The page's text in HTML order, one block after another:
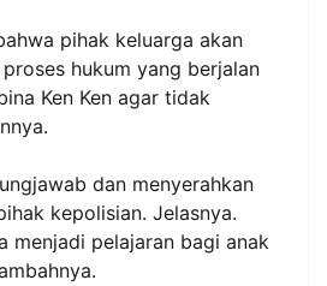
pihak keluarga akan
hukum yang berjalan
Ken Ken agar tidak
dan menyerahkan
kepolisian. Jelasnya.
menjadi pelajaran bagi anak